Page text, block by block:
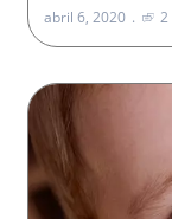
abril 6, 2020 2